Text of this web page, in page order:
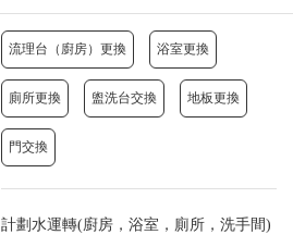
流理台（廚房）更換 浴室更換
廁所更換 盥洗台交換 地板更換
門交換
計劃水運轉(廚房，浴室，廁所，洗手間)